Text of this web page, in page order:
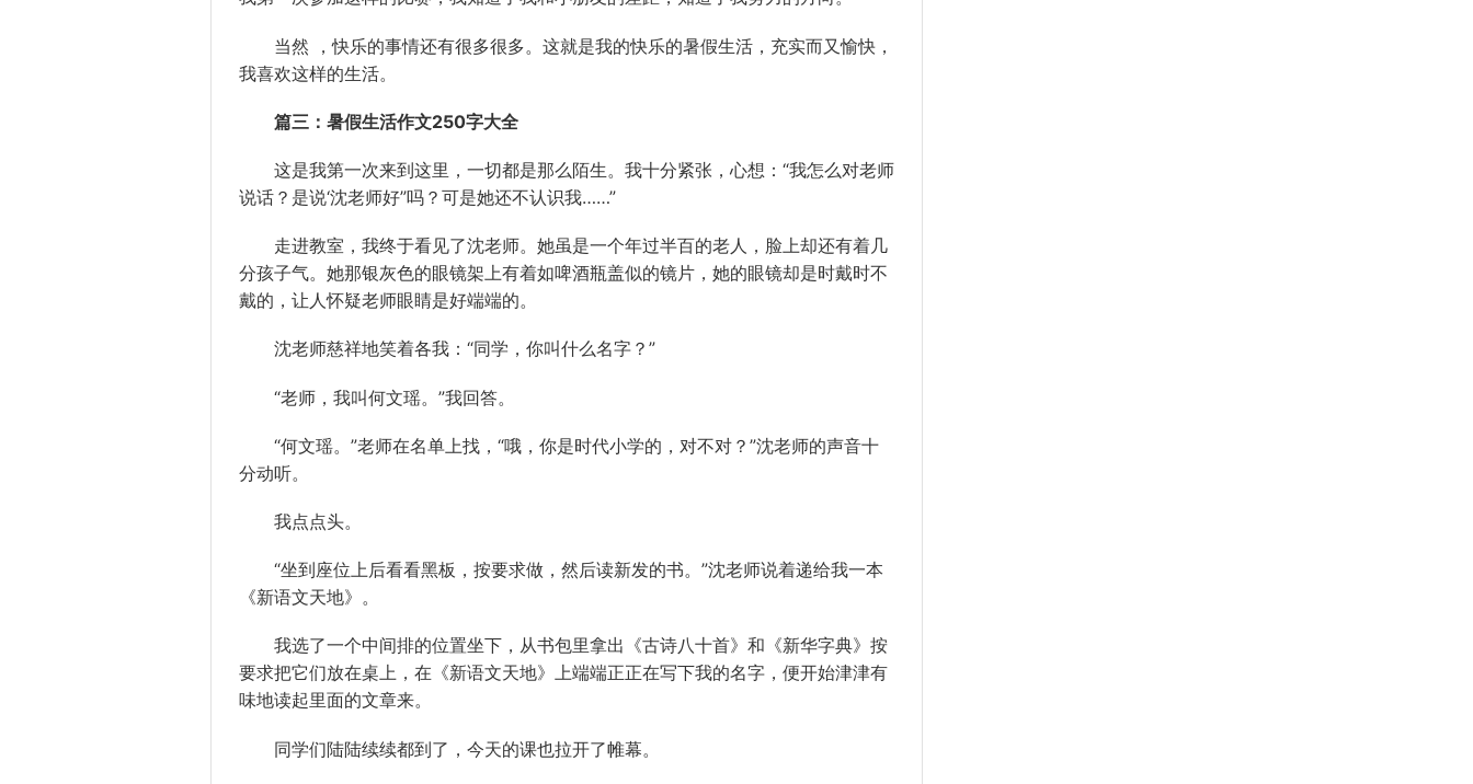
当然 ，快乐的事情还有很多很多。这就是我的快乐的暑假生活，充实而又愉快，
我喜欢这样的生活。
篇三：暑假生活作文250字大全
这是我第一次来到这里，一切都是那么陌生。我十分紧张，心想：“我怎么对老师
说话？是说‘沈老师好”吗？可是她还不认识我……”
走进教室，我终于看见了沈老师。她虽是一个年过半百的老人，脸上却还有着几
分孩子气。她那银灰色的眼镜架上有着如啤酒瓶盖似的镜片，她的眼镜却是时戴时不
戴的，让人怀疑老师眼睛是好端端的。
沈老师慈祥地笑着各我：“同学，你叫什么名字？”
“老师，我叫何文瑶。”我回答。
“何文瑶。”老师在名单上找，“哦，你是时代小学的，对不对？”沈老师的声音十
分动听。
我点点头。
“坐到座位上后看看黑板，按要求做，然后读新发的书。”沈老师说着递给我一本
《新语文天地》。
我选了一个中间排的位置坐下，从书包里拿出《古诗八十首》和《新华字典》按
要求把它们放在桌上，在《新语文天地》上端端正正在写下我的名字，便开始津津有
味地读起里面的文章来。
同学们陆陆续续都到了，今天的课也拉开了帷幕。